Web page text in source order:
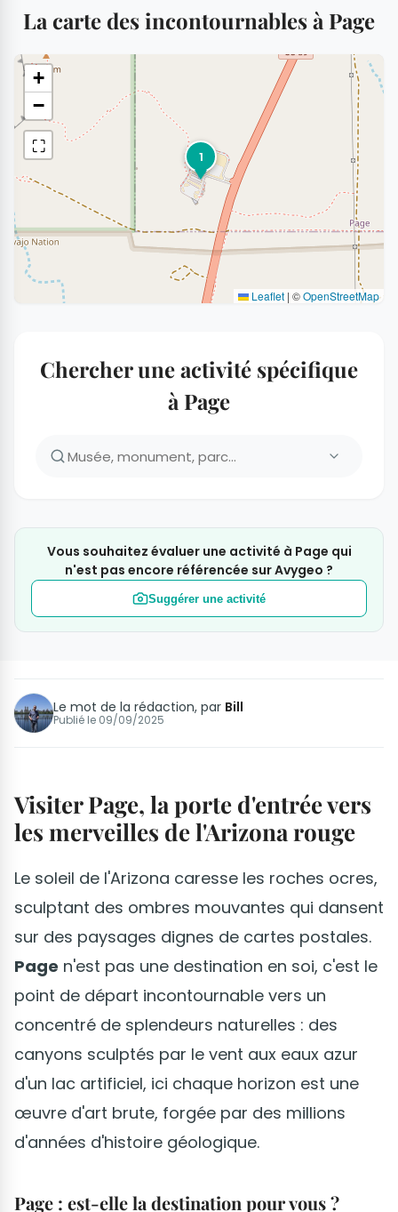
La carte des incontournables à Page
1
+
−
⛶
Leaflet | ©OpenStreetMap
Chercher une activité spécifique
à Page
Vous souhaitez évaluer une activité à Page qui
n'est pas encore référencée sur Avygeo ?
Suggérer une activité
Le mot de la rédaction, par Bill
Publié le 09/09/2025
Visiter Page, la porte d'entrée vers
les merveilles de l'Arizona rouge
Le soleil de l'Arizona caresse les roches ocres,
sculptant des ombres mouvantes qui dansent
sur des paysages dignes de cartes postales.
Page n'est pas une destination en soi, c'est le
point de départ incontournable vers un
concentré de splendeurs naturelles : des
canyons sculptés par le vent aux eaux azur
d'un lac artificiel, ici chaque horizon est une
œuvre d'art brute, forgée par des millions
d'années d'histoire géologique.
Page : est-elle la destination pour vous ?